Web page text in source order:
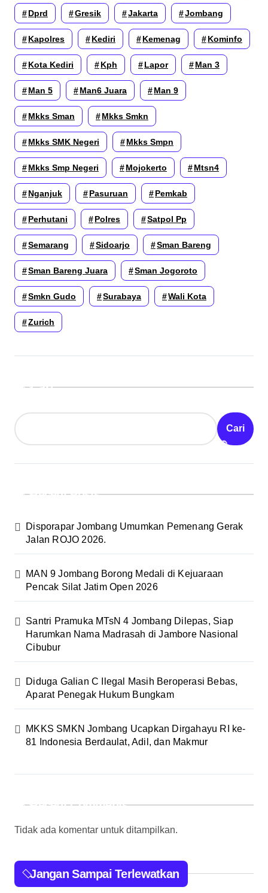
Dprd Gresik Jakarta Jombang
Kapolres Kediri Kemenag Kominfo
Kota Kediri Kph Lapor Man 3
Man 5 Man6 Juara Man 9
Mkks Sman Mkks Smkn
Mkks SMK Negeri Mkks Smpn
Mkks Smp Negeri Mojokerto Mtsn4
Nganjuk Pasuruan Pemkab
Perhutani Polres Satpol Pp
Semarang Sidoarjo Sman Bareng
Sman Bareng Juara Sman Jogoroto
Smkn Gudo Surabaya Wali Kota
Zurich
Cari
Cari
Recent Posts
Disporapar Jombang Umumkan Pemenang Gerak
Jalan ROJO 2026.
MAN 9 Jombang Borong Medali di Kejuaraan
Pencak Silat Jatim Open 2026
Santri Pramuka MTsN 4 Jombang Dilepas, Siap
Harumkan Nama Madrasah di Jambore Nasional
Cibubur
Diduga Galian C Ilegal Masih Beroperasi Bebas,
Aparat Penegak Hukum Bungkam
MKKS SMKN Jombang Ucapkan Dirgahayu RI ke-
81 Indonesia Berdaulat, Adil, dan Makmur
Recent Comments
Tidak ada komentar untuk ditampilkan.
Jangan Sampai Terlewatkan